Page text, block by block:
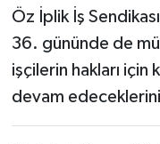
Öz İplik İş
36. gününde de
işçilerin hakları için
devam